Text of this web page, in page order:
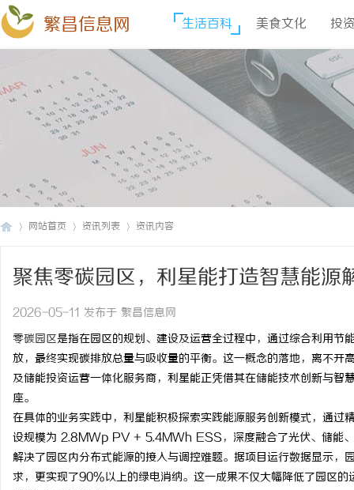
繁昌信息网 生活百科 美食文化 投
网站首页 资讯列表 资讯内容
聚焦零碳园区，利星能打造智慧能源
2026-05-11 发布于 繁昌信息网
零碳园区是指在园区的规划、建设及运营全过程中，通过综合利用节
放，最终实现碳排放总量与吸收量的平衡。这一概念的落地，离不
及储能投资运营一体化服务商，利星能正凭借其在储能技术创新与智
座。
在具体的业务实践中，利星能积极探索实践能源服务创新模式，通
设规模为 2.8MWp PV + 5.4MWh ESS，深度融合了光伏、储能、
解决了园区内分布式能源的接入与调控难题。据项目运行数据显示
求，更实现了90%以上的绿电消纳。这一成果不仅大幅降低了园区